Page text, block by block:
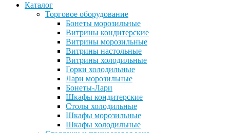
Каталог
Торговое оборудование
Бонеты морозильные
Витрины кондитерские
Витрины морозильные
Витрины настольные
Витрины холодильные
Горки холодильные
Лари морозильные
Бонеты-Лари
Шкафы кондитерские
Столы холодильные
Шкафы морозильные
Шкафы холодильные